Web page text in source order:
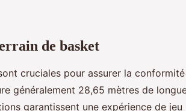
terrain
de basket
cruciales pour assurer la
généralement 28,65 mètres de
garantissent une expérience de